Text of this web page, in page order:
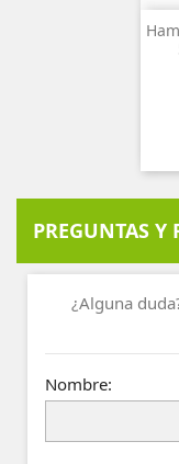
PREGUNTAS Y
¿Alguna
Nombre: